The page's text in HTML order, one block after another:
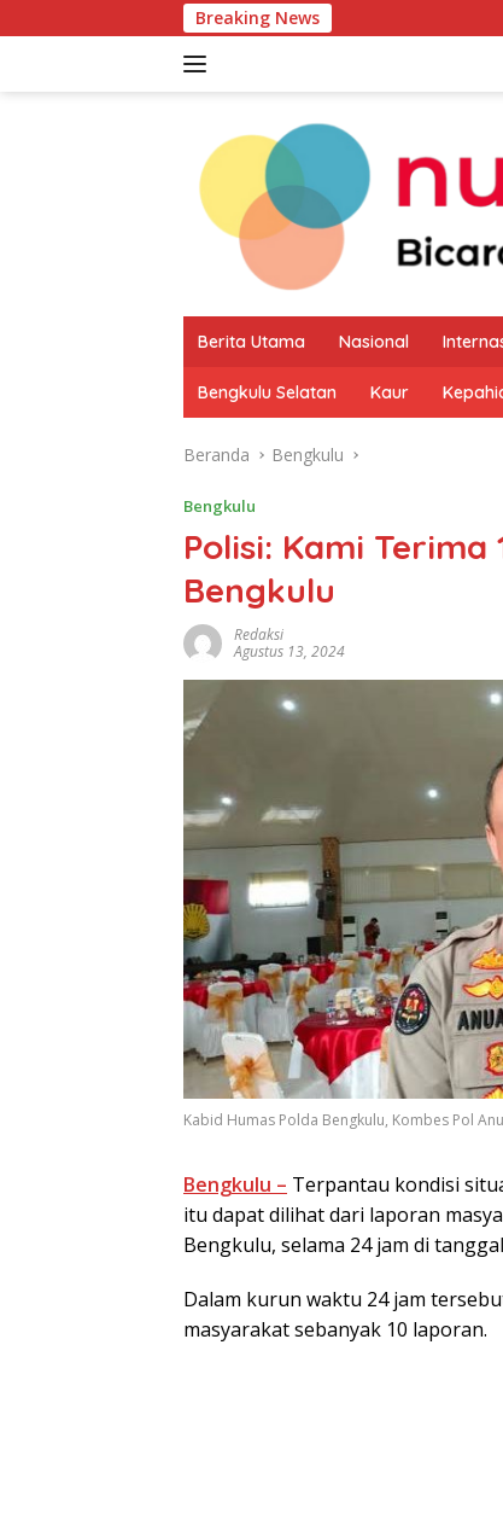
ke
Breaking News Pemkab
Berita Utama Nasional
Bengkulu Selatan Kaur
Beranda Bengkulu
Bengkulu
Polisi: Kami
Bengkulu
Redaksi
Agustus 13, 2024
Kabid Humas Polda Bengkulu, Kombes Pol
Bengkulu – Terpantau kondisi
itu dapat dilihat dari laporan
Bengkulu, selama 24 jam di
Dalam kurun waktu 24 jam
masyarakat sebanyak 10 laporan.